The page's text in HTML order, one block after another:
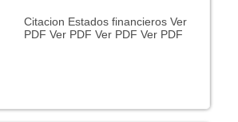
Citacion Estados financieros Ver
PDF Ver PDF Ver PDF Ver PDF